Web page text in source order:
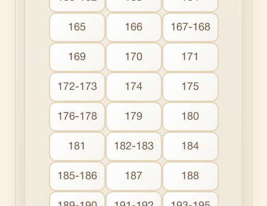
165 166 167-168
169 170 171
172-173 174 175
176-178 179 180
181 182-183 184
185-186 187 188